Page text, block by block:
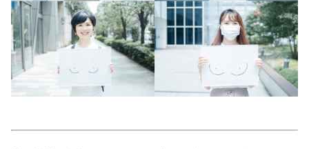
妊娠/出産/家族
ココロ/カラダ